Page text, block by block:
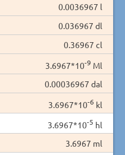
0.0036967 l
0.036967 dl
0.36967 cl
3.6967*10-9 Ml
0.00036967 dal
3.6967*10-6 kl
3.6967*10-5 hl
3.6967 ml